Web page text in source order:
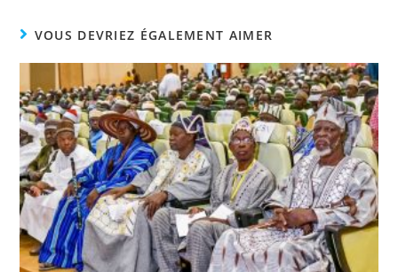
VOUS DEVRIEZ ÉGALEMENT AIMER